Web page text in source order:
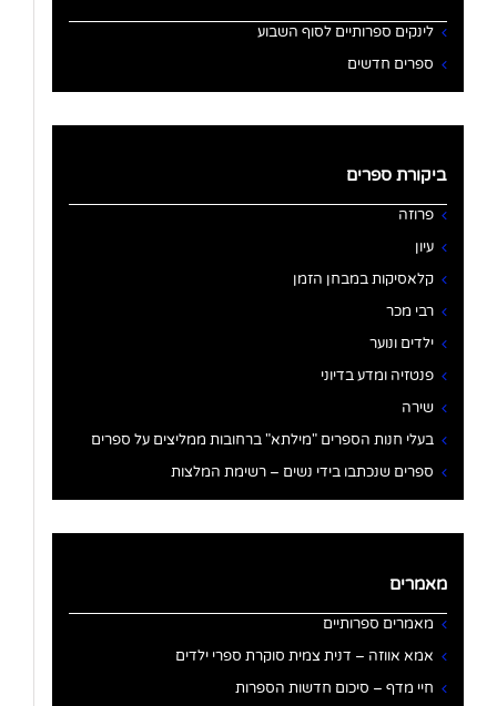
לינקים ספרותיים לסוף השבוע
ספרים חדשים
ביקורת ספרים
פרוזה
עיון
קלאסיקות במבחן הזמן
רבי מכר
ילדים ונוער
פנטזיה ומדע בדיוני
שירה
בעלי חנות הספרים "מילתא" ברחובות ממליצים על ספרים
ספרים שנכתבו בידי נשים – רשימת המלצות
מאמרים
מאמרים ספרותיים
אמא אווזה – דנית צמית סוקרת ספרי ילדים
חיי מדף – סיכום חדשות הספרות